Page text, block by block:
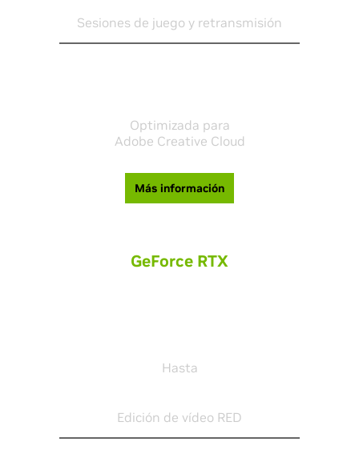
Sesiones de juego y retransmisión
Optimizada para
Adobe Creative Cloud
Más información
GeForce RTX
Hasta
Edición de vídeo RED